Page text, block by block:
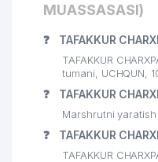
25 FARMAPRIM
BILLUR SUV
MUASSASASI)
❓ TAFAKKUR
TAFAKKUR
tumani, UCHQUN,
❓ TAFAKKUR
Marshrutni
❓ TAFAKKUR
TAFAKKUR